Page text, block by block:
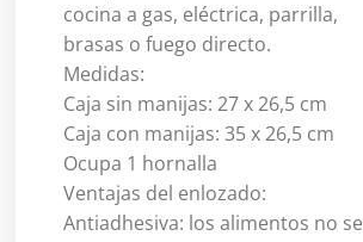
cocina a gas, eléctrica, parrilla,
brasas o fuego directo.
Medidas:
Caja sin manijas: 27 x 26,5 cm
Caja con manijas: 35 x 26,5 cm
Ocupa 1 hornalla
Ventajas del enlozado:
Antiadhesiva: los alimentos no se